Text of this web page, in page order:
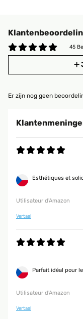
45
Er zijn nog geen
Esthétiques et
Utilisateur d'Amazon
Vertaal
Parfait idéal pour
Utilisateur d'Amazon
Vertaal